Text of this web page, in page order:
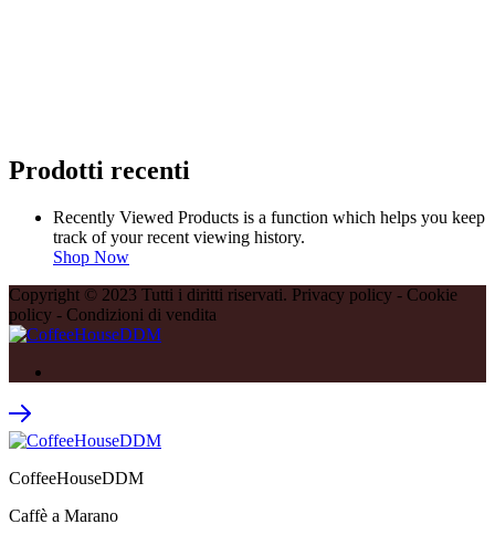
Prodotti recenti
Recently Viewed Products is a function which helps you keep
track of your recent viewing history.
Shop Now
Copyright © 2023 Tutti i diritti riservati. Privacy policy - Cookie
policy - Condizioni di vendita
CoffeeHouseDDM
Caffè a Marano